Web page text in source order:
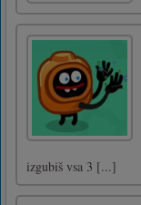
izgubiš vsa 3 [...]